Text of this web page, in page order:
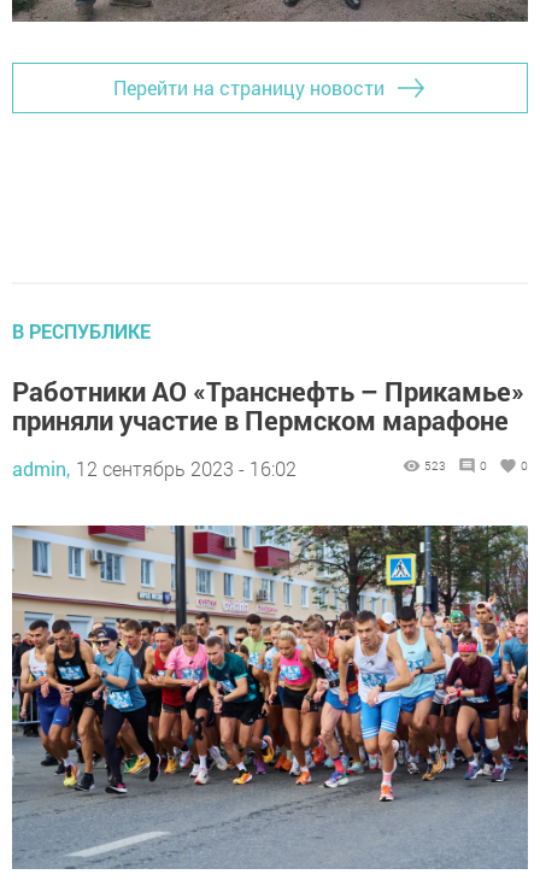
Перейти на страницу новости
В РЕСПУБЛИКЕ
Работники АО «Транснефть – Прикамье»
приняли участие в Пермском марафоне
admin, 12 сентябрь 2023 - 16:02 523 0 0